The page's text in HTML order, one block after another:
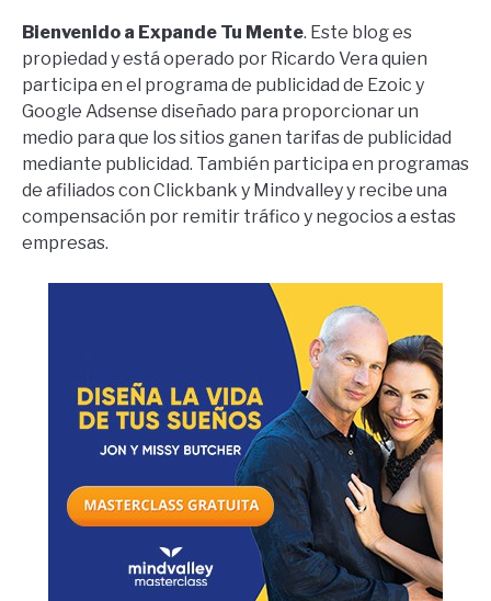
Bienvenido a Expande Tu Mente. Este blog es
propiedad y está operado por Ricardo Vera quien
participa en el programa de publicidad de Ezoic y
Google Adsense diseñado para proporcionar un
medio para que los sitios ganen tarifas de publicidad
mediante publicidad. También participa en programas
de afiliados con Clickbank y Mindvalley y recibe una
compensación por remitir tráfico y negocios a estas
empresas.